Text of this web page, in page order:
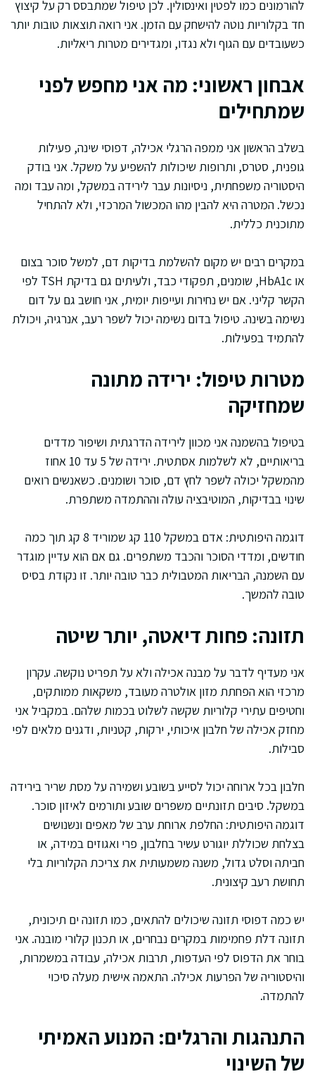
להורמונים כמו לפטין ואינסולין. לכן טיפול שמתבסס רק על קיצוץ
חד בקלוריות נוטה להישחק עם הזמן. אני רואה תוצאות טובות יותר
כשעובדים עם הגוף ולא נגדו, ומגדירים מטרות ריאליות.
אבחון ראשוני: מה אני מחפש לפני
שמתחילים
בשלב הראשון אני ממפה הרגלי אכילה, דפוסי שינה, פעילות
גופנית, סטרס, ותרופות שיכולות להשפיע על משקל. אני בודק
היסטוריה משפחתית, ניסיונות עבר לירידה במשקל, ומה עבד ומה
נכשל. המטרה היא להבין מהו המכשול המרכזי, ולא להתחיל
מתוכנית כללית.
במקרים רבים יש מקום להשלמת בדיקות דם, למשל סוכר בצום
או HbA1c, שומנים, תפקודי כבד, ולעיתים גם בדיקת TSH לפי
הקשר קליני. אם יש נחירות ועייפות יומית, אני חושב גם על דום
נשימה בשינה. טיפול בדום נשימה יכול לשפר רעב, אנרגיה, ויכולת
להתמיד בפעילות.
מטרות טיפול: ירידה מתונה
שמחזיקה
בטיפול בהשמנה אני מכוון לירידה הדרגתית ושיפור מדדים
בריאותיים, לא לשלמות אסתטית. ירידה של 5 עד 10 אחוז
מהמשקל יכולה לשפר לחץ דם, סוכר ושומנים. כשאנשים רואים
שינוי בבדיקות, המוטיבציה עולה וההתמדה משתפרת.
דוגמה היפותטית: אדם במשקל 110 קג שמוריד 8 קג תוך כמה
חודשים, ומדדי הסוכר והכבד משתפרים. גם אם הוא עדיין מוגדר
עם השמנה, הבריאות המטבולית כבר טובה יותר. זו נקודת בסיס
טובה להמשך.
תזונה: פחות דיאטה, יותר שיטה
אני מעדיף לדבר על מבנה אכילה ולא על תפריט נוקשה. עקרון
מרכזי הוא הפחתת מזון אולטרה מעובד, משקאות ממותקים,
וחטיפים עתירי קלוריות שקשה לשלוט בכמות שלהם. במקביל אני
מחזק אכילה של חלבון איכותי, ירקות, קטניות, ודגנים מלאים לפי
סבילות.
חלבון בכל ארוחה יכול לסייע בשובע ושמירה על מסת שריר בירידה
במשקל. סיבים תזונתיים משפרים שובע ותורמים לאיזון סוכר.
דוגמה היפותטית: החלפת ארוחת ערב של מאפים ונשנושים
בצלחת שכוללת יוגורט עשיר בחלבון, פרי ואגוזים במידה, או
חביתה וסלט גדול, משנה משמעותית את צריכת הקלוריות בלי
תחושת רעב קיצונית.
יש כמה דפוסי תזונה שיכולים להתאים, כמו תזונה ים תיכונית,
תזונה דלת פחמימות במקרים נבחרים, או תכנון קלורי מובנה. אני
בוחר את הדפוס לפי העדפות, תרבות אכילה, עבודה במשמרות,
והיסטוריה של הפרעות אכילה. התאמה אישית מעלה סיכוי
להתמדה.
התנהגות והרגלים: המנוע האמיתי
של השינוי